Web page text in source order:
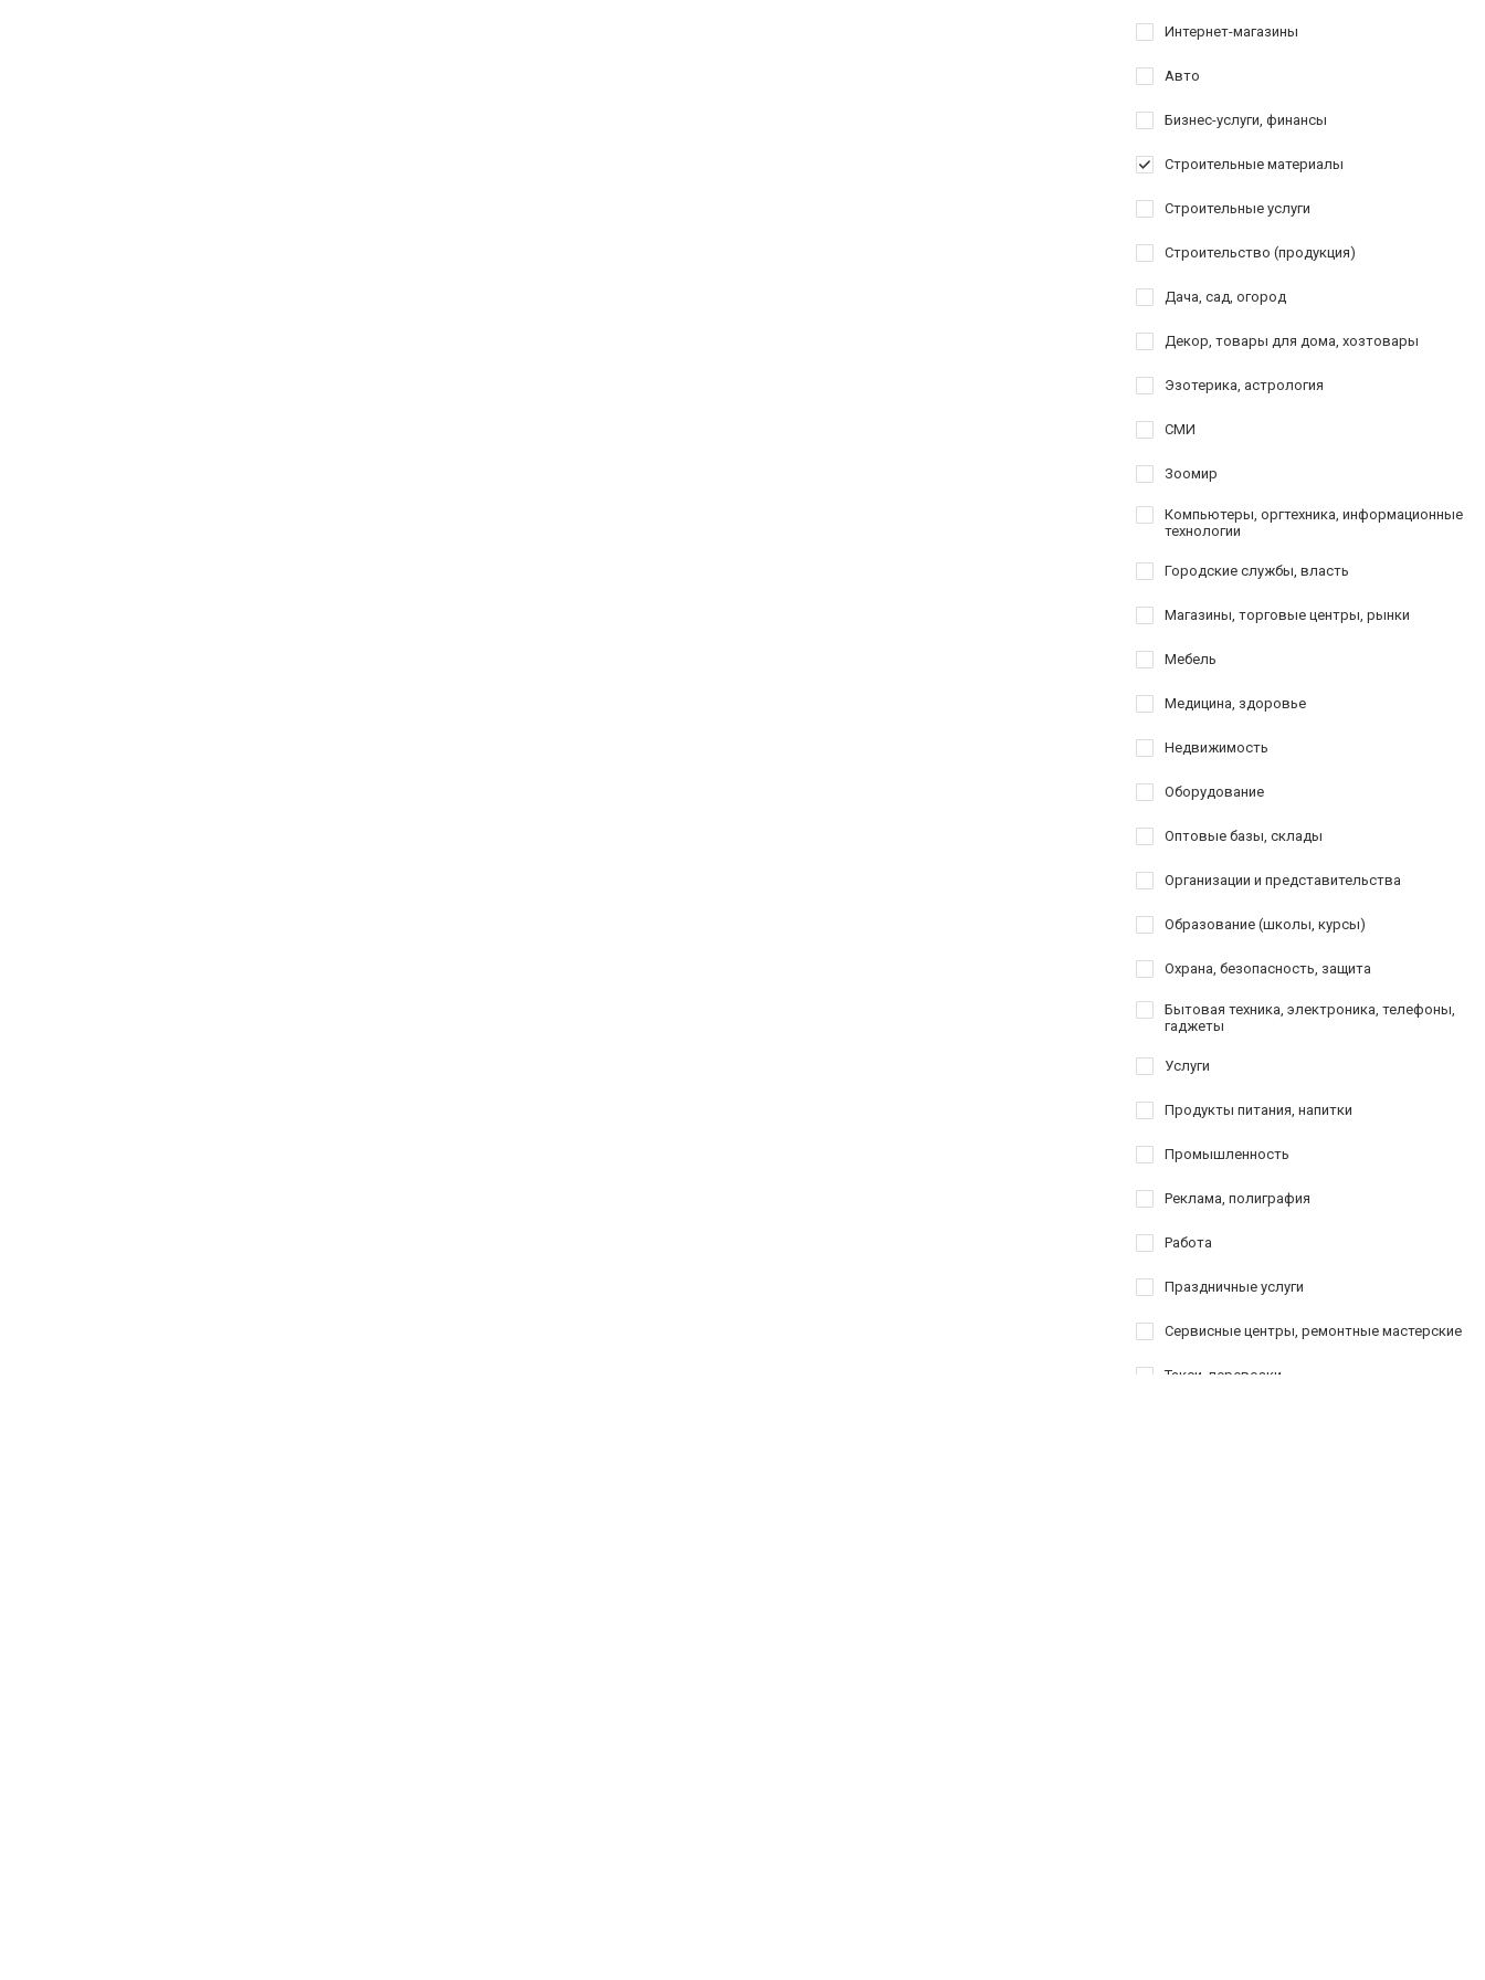
Интернет-магазины
Авто
Бизнес-услуги, финансы
Строительные материалы
Строительные услуги
Строительство (продукция)
Дача, сад, огород
Декор, товары для дома, хозтовары
Эзотерика, астрология
СМИ
Зоомир
Компьютеры, оргтехника, информационные
технологии
Городские службы, власть
Магазины, торговые центры, рынки
Мебель
Медицина, здоровье
Недвижимость
Оборудование
Оптовые базы, склады
Организации и представительства
Образование (школы, курсы)
Охрана, безопасность, защита
Бытовая техника, электроника, телефоны,
гаджеты
Услуги
Продукты питания, напитки
Промышленность
Реклама, полиграфия
Работа
Праздничные услуги
Сервисные центры, ремонтные мастерские
Такси, перевозки